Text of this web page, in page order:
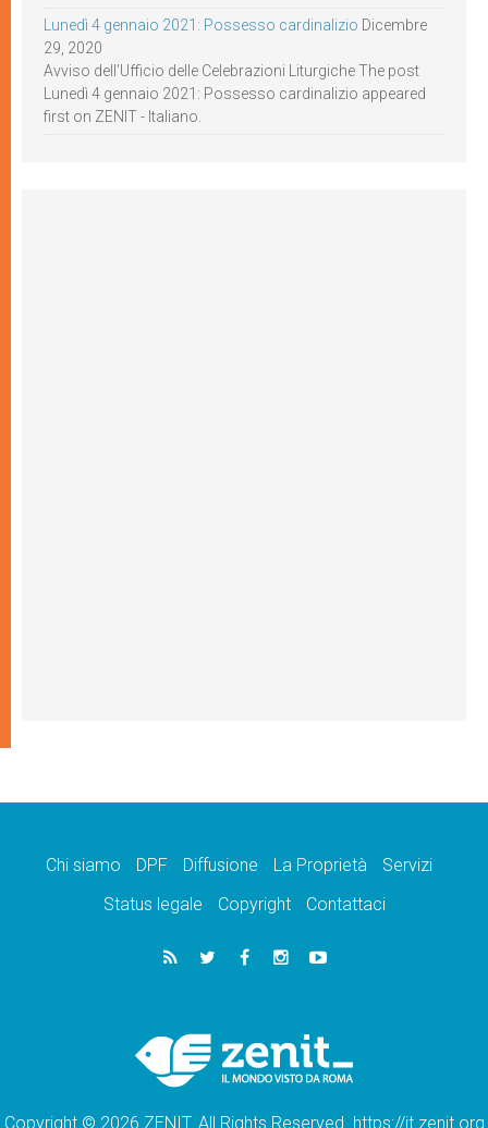
Lunedì 4 gennaio 2021: Possesso cardinalizio Dicembre
29, 2020
Avviso dell’Ufficio delle Celebrazioni Liturgiche The post
Lunedì 4 gennaio 2021: Possesso cardinalizio appeared
first on ZENIT - Italiano.
Chi siamo DPF Diffusione La Proprietà
Servizi
Status legale
Copyright Contattaci
Copyright © 2026 ZENIT. All Rights Reserved. https://it.zenit.org